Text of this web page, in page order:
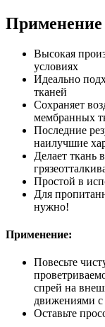
Применение
Высокая
условиях
Идеально
тканей
Сохраняет
мембранных
Последние
наилучшие
Делает ткань
Простой в
Для
нужно!
Применение:
Повесьте
спрей на
движениями с
Оставьте